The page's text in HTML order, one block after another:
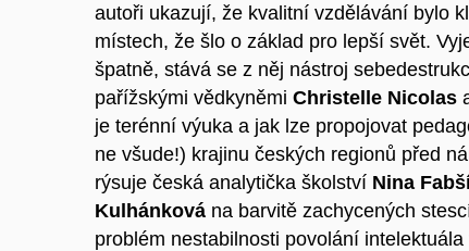
autoři ukazují, že kvalitní vzdělávání bylo
místech, že šlo o základ pro lepší svět.
špatně, stává se z něj nástroj
pařížskými vědkyněmi Christelle Nicolas
je terénní výuka a jak lze propojovat
ne všude!) krajinu českých regionů před
rýsuje česká analytička školství Nina
Kulhánková na barvitě zachycených
problém nestabilnosti povolání